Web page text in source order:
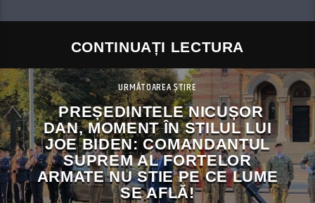
CONTINUAȚI LECTURA
URMĂTOAREA ȘTIRE
PREȘEDINTELE NICUȘOR
DAN, MOMENT ÎN STILUL LUI
JOE BIDEN: COMANDANTUL
SUPREM AL FORTELOR
ARMATE NU STIE PE CE LUME
SE AFLĂ!